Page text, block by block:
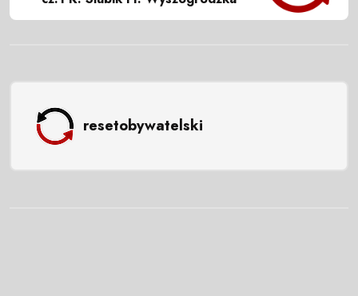
resetobywatelski